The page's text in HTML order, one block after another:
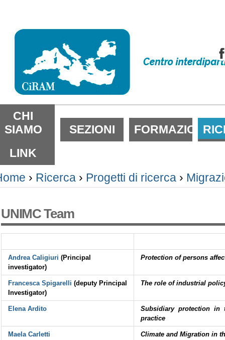
CHI
SIAMO
SEZIONI FORMAZIONE
LINK
› Ricerca › Progetti di ricerca ›
UNIMC Team
Andrea Caligiuri (Principal
investigator)
Protection of persons
Francesca Spigarelli (deputy Principal
Investigator)
The role of industrial
Elena Ardito
Subsidiary protection in
practice
Maela Carletti Climate and Migration in